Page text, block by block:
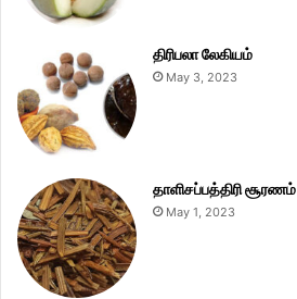
திரிபலா லேகியம்
May 3, 2023
தாளிசப்பத்திரி சூரணம்
May 1, 2023